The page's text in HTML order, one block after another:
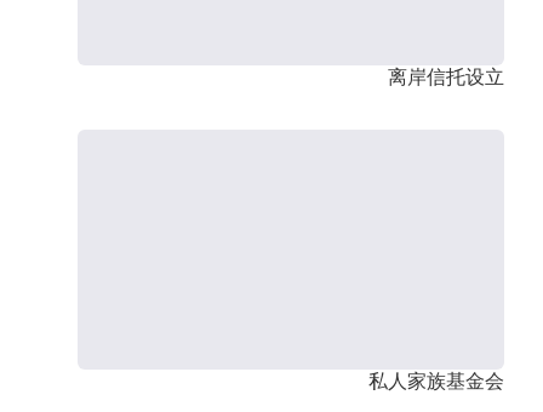
离岸信托设立
私人家族基金会